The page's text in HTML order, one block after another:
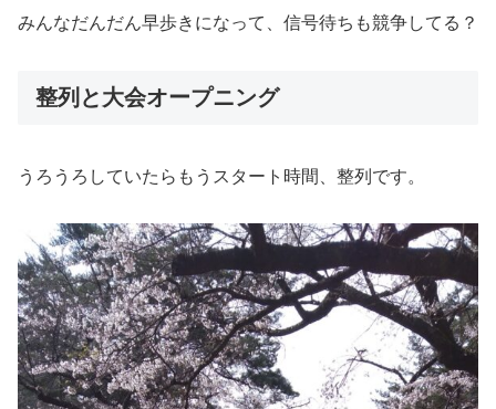
みんなだんだん早歩きになって、信号待ちも競争してる？
整列と大会オープニング
うろうろしていたらもうスタート時間、整列です。